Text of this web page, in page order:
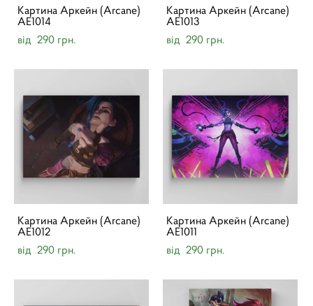
Картина Аркейн (Arcane)
AE1014
від 290 грн.
Картина Аркейн (Arcane)
AE1013
від 290 грн.
Картина Аркейн (Arcane)
AE1012
від 290 грн.
Картина Аркейн (Arcane)
AE1011
від 290 грн.